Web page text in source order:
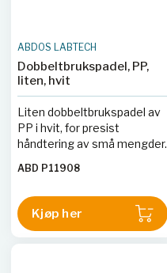
ABDOS LABTECH
Dobbeltbrukspadel, PP,
liten, hvit
Liten dobbeltbrukspadel av
PP i hvit, for presist
håndtering av små mengder.
ABD P11908
Kjøp her